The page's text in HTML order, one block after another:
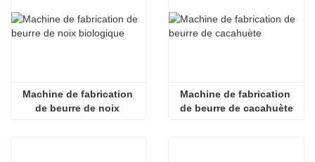
Machine de fabrication
de beurre de noix
Machine de fabrication
de beurre de cacahuète